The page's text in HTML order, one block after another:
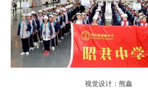
视觉设计：熊鑫